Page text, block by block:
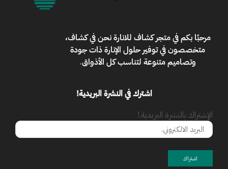
مرحبًا بكم فيمتجر كشاف للانارةنحن في كشاف،
متخصصون في توفير حلول الإنارة ذات جودة
وتصاميم متنوعة لتناسب كل الأذواق.
اشترك في النشرة البريدية!
الإشتراك بالنشرة البريدية.!